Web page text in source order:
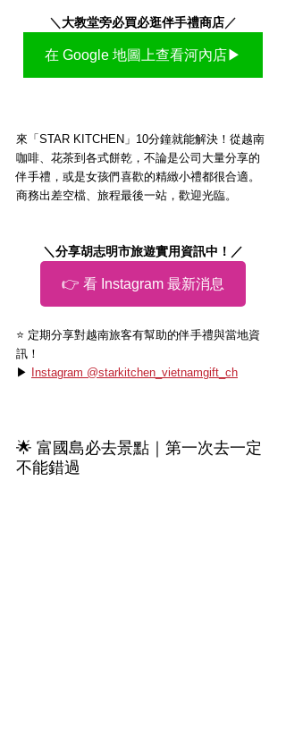
＼大教堂旁必買必逛伴手禮商店／
在 Google 地圖上查看河內店▶
來「STAR KITCHEN」10分鐘就能解決！從越南
咖啡、花茶到各式餅乾，不論是公司大量分享的
伴手禮，或是女孩們喜歡的精緻小禮都很合適。
商務出差空檔、旅程最後一站，歡迎光臨。
＼分享胡志明市旅遊實用資訊中！／
👉 看 Instagram 最新消息
⭐️ 定期分享對越南旅客有幫助的伴手禮與當地資
訊！
▶ Instagram @starkitchen_vietnamgift_ch
🌟 富國島必去景點｜第一次去一定
不能錯過